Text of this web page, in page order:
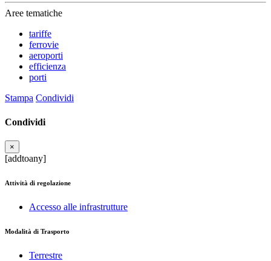
Aree tematiche
tariffe
ferrovie
aeroporti
efficienza
porti
Stampa Condividi
Condividi
×
[addtoany]
Attività di regolazione
Accesso alle infrastrutture
Modalità di Trasporto
Terrestre